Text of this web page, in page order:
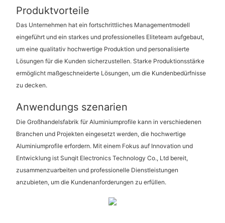
Produktvorteile
Das Unternehmen hat ein fortschrittliches Managementmodell
eingeführt und ein starkes und professionelles Eliteteam aufgebaut,
um eine qualitativ hochwertige Produktion und personalisierte
Lösungen für die Kunden sicherzustellen. Starke Produktionsstärke
ermöglicht maßgeschneiderte Lösungen, um die Kundenbedürfnisse
zu decken.
Anwendungs szenarien
Die Großhandelsfabrik für Aluminiumprofile kann in verschiedenen
Branchen und Projekten eingesetzt werden, die hochwertige
Aluminiumprofile erfordern. Mit einem Fokus auf Innovation und
Entwicklung ist Sunqit Electronics Technology Co., Ltd bereit,
zusammenzuarbeiten und professionelle Dienstleistungen
anzubieten, um die Kundenanforderungen zu erfüllen.